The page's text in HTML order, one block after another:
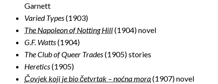
Garnett
Varied Types(1903)
The Napoleon of Notting Hill(1904) novel
G.F. Watts(1904)
The Club of Queer Trades(1905) stories
Heretics(1905)
Čovjek koji je bio četvrtak – noćna mora(1907) novel